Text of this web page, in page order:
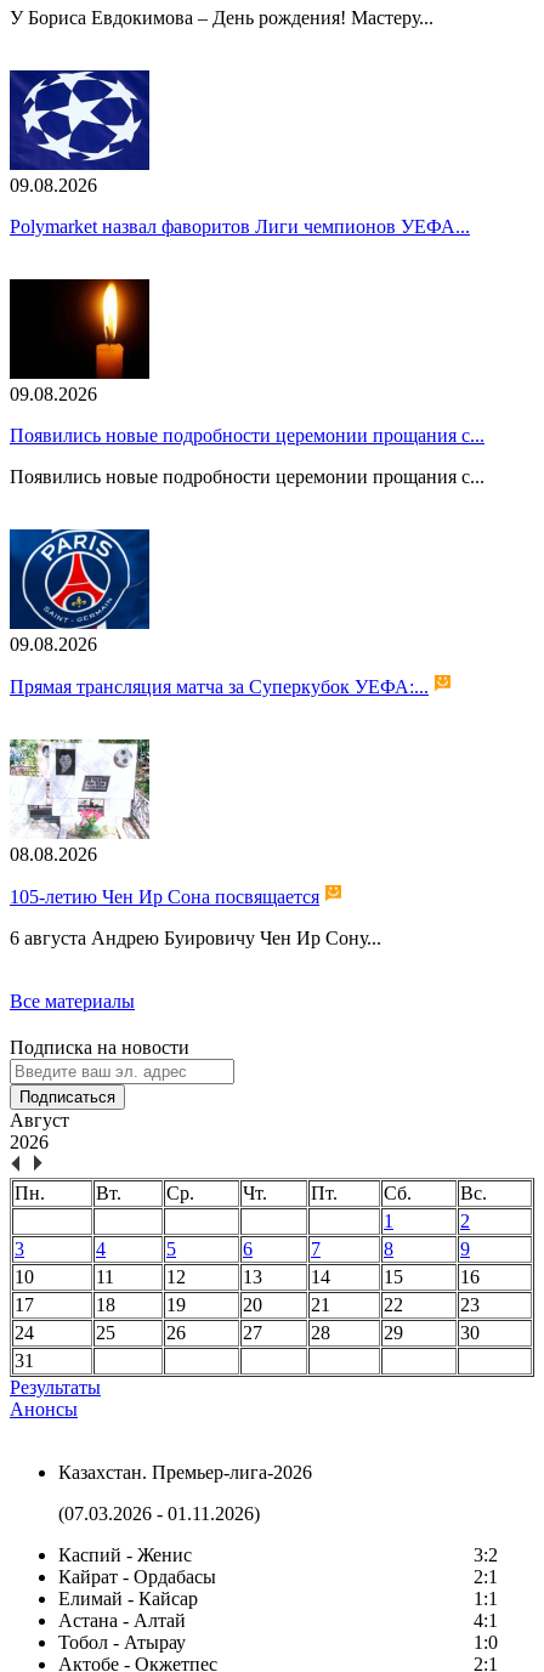
У Бориса Евдокимова – День рождения! Мастеру...
09.08.2026
Polymarket назвал фаворитов Лиги чемпионов УЕФА...
09.08.2026
Появились новые подробности церемонии прощания с...
Появились новые подробности церемонии прощания с...
09.08.2026
Прямая трансляция матча за Суперкубок УЕФА:...
08.08.2026
105-летию Чен Ир Сона посвящается
6 августа Андрею Буировичу Чен Ир Сону...
Все материалы
Подписка на новости
Подписаться
Август
2026
Пн. Вт. Ср. Чт. Пт. Сб.
Вс.
1
2
3
4 5 6 7 8
9
10
11 12 13 14 15
16
17
18 19 20 21 22
23
24
25 26 27 28 29
30
31
Результаты
Анонсы
Казахстан. Премьер-лига-2026
(07.03.2026 - 01.11.2026)
Каспий - Женис
3:2
Кайрат - Ордабасы
2:1
Елимай - Кайсар
1:1
Астана - Алтай
4:1
Тобол - Атырау
1:0
Актобе - Окжетпес
2:1